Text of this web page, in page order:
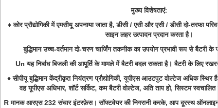
मुख्य विशेषताएं:
♦ कोर प्रौद्योगिकी में एमसीयू अपनाया जाता है, डीसी / एसी और एसी / डीसी दो-तरफा
साइन लहर उत्पादन प्रदान करता है।
बुद्धिमान उच्च-वर्तमान दो-चरण चार्जिंग तकनीक का उपयोग प्रभावी रूप से बैटरी
Un यह निर्बाध बिजली की आपूर्ति के मामले में बैटरी बदल सकता है। बैटरी के लिए
♦ सीपीयू बुद्धिमान केंद्रीकृत नियंत्रण प्रौद्योगिकी, यूपीएस आउटपुट वोल्टेज अधिक स्थिर
वह यूपीएस अधिभार, शॉर्ट सर्किट, कम बैटरी वोल्टेज, अति ताप हो, सिस्टम
R मानक आरएस 232 संचार इंटरफ़ेस। सॉफ्टवेयर की निगरानी करके, आप दूरस्थ